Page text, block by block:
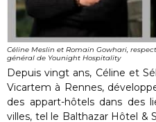
Céline Meslin et Romain Gowhari,
général de Younight Hospitality
Depuis vingt ans, Céline et
Vicartem à Rennes,
des appart-hôtels dans des
villes, tel le Balthazar Hôtel &